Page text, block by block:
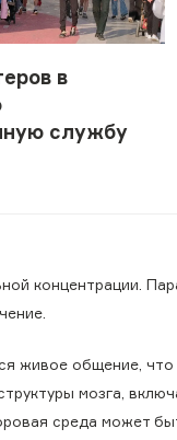
в
службу
концентрации.
живое общение,
мозга,
среда может